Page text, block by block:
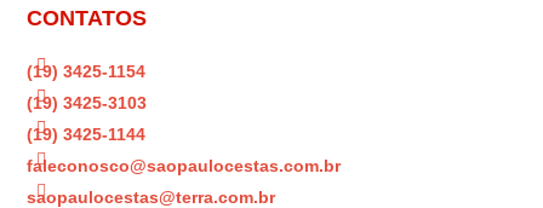
CONTATOS

(19) 3425-1154

(19) 3425-3103

(19) 3425-1144

faleconosco@saopaulocestas.com.br

saopaulocestas@terra.com.br